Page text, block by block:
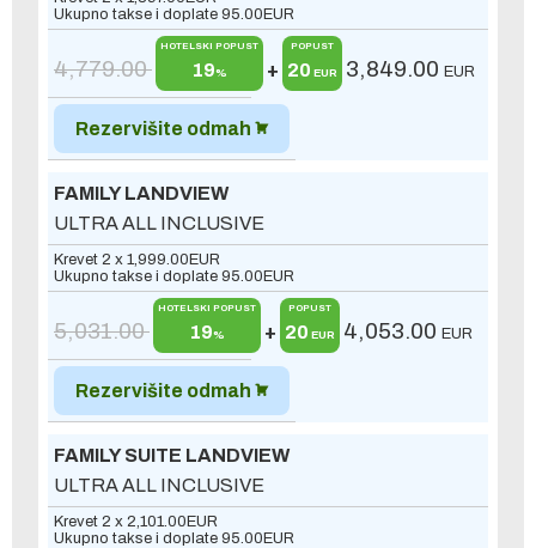
Ukupno takse i doplate 95.00EUR
4,779.00
HOTELSKI POPUST
19% +
POPUST
20 EUR 3,849.00 EUR
Rezervišite odmah
FAMILY LANDVIEW
ULTRA ALL INCLUSIVE
Krevet 2 x 1,999.00EUR
Ukupno takse i doplate 95.00EUR
5,031.00
HOTELSKI POPUST
19% +
POPUST
20 EUR 4,053.00 EUR
Rezervišite odmah
FAMILY SUITE LANDVIEW
ULTRA ALL INCLUSIVE
Krevet 2 x 2,101.00EUR
Ukupno takse i doplate 95.00EUR